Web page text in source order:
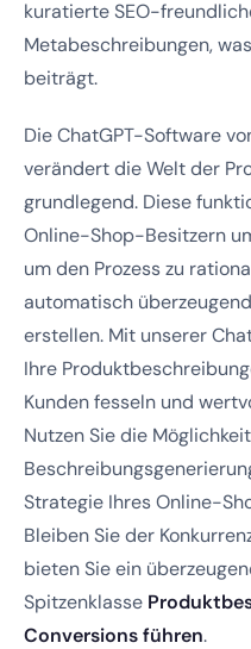
kuratierte SEO-
Metabeschreibungen,
beiträgt.
Die ChatGPT-Software
verändert die Welt der
grundlegend. Diese
Online-Shop-Besitzern
um den Prozess zu
automatisch
erstellen. Mit unserer
Ihre
Kunden fesseln und
Nutzen Sie die
Strategie Ihres Online-
Bleiben Sie der
bieten Sie ein
Spitzenklasse
Conversions führen.